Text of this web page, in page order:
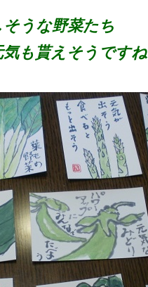
うな野菜たち
も貰えそうですね